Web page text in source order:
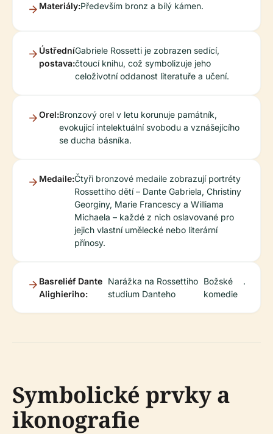
Materiály:Především bronz a bílý kámen.
Ústřední
postava:
Gabriele Rossetti je zobrazen sedící,
čtoucí knihu, což symbolizuje jeho
celoživotní oddanost literatuře a učení.
Orel:Bronzový orel v letu korunuje památník,
evokující intelektuální svobodu a vznášejícího
se ducha básníka.
Medaile:Čtyři bronzové medaile zobrazují portréty
Rossettiho dětí – Dante Gabriela, Christiny
Georginy, Marie Francescy a Williama
Michaela – každé z nich oslavované pro
jejich vlastní umělecké nebo literární
přínosy.
Basreliéf Dante
Alighieriho:
Narážka na Rossettiho
studium Danteho
Božské
komedie
.
Symbolické prvky a
ikonografie